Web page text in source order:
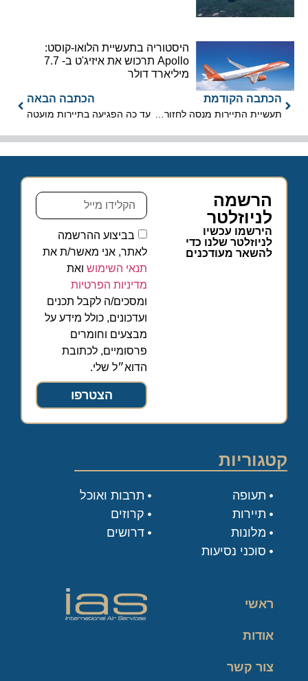
היסטוריה בתעשיית הלואו-קוסט:
Apollo תרכוש את איזיג'ט ב- 7.7
מיליארד דולר
הכתבה הקודמת הכתבה הבאה
עד כה הפגיעה בתיירות מועטה
הרשמה
לניוזלטר
הירשמו עכשיו
לניוזלטר שלנו כדי
להשאר מעודכנים
בביצוע ההרשמה
לאתר, אני מאשר/ת את
תנאי השימוש ואת
מדיניות הפרטיות
ומסכים/ה לקבל תכנים
ועדכונים, כולל מידע על
מבצעים וחומרים
פרסומיים, לכתובת
הדוא״ל שלי.
הצטרפו
קטגוריות
תעופה
תיירות
מלונות
סוכני נסיעות
תרבות ואוכל
קרוזים
דרושים
ראשי
אודות
צור קשר